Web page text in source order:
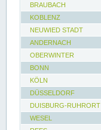
BRAUBACH
KOBLENZ
NEUWIED STADT
ANDERNACH
OBERWINTER
BONN
KÖLN
DÜSSELDORF
DUISBURG-RUHRORT
WESEL